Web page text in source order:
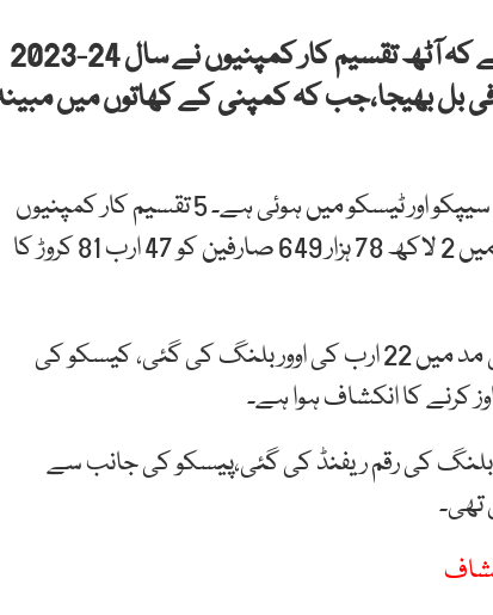
آڈٹ جنرل آف پاکستان کی رپورٹ میں انکشاف ہوا ہے کہ آٹھ تقسیم کار کمپنیوں نے سال 24-2023
یونٹس کا اضافی بل بھیجا،جب کہ کمپنی کے کھاتوں میں
یہ اووربلنگ آئیسکو، لیسکو، حیسکو، میپکو، پیسکو، کیسکو، سیپکو اور ٹیسکو میں ہوئی ہے۔ 5 تقسیم کار کمپنیوں
نے صارفین کو 47.81 ارب کی اوور بلنگ کی، صرف ایک ماہ میں 2 لاکھ 78 ہزار 649 صارفین کو 47 ارب 81 کروڑ کا
رپورٹ کے مطابق لائن لاسز پورے کرنے کیلئے اضافی لوڈ کی مد میں 22 ارب کی اوور بلنگ کی گئی، کیسکو کی
کو 5.29 ارب روپے کی اوور بلنگ کی رقم ریفنڈ کی گئی،پیسکو کی جانب سے